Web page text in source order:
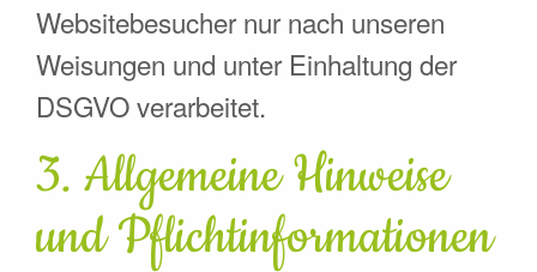
Websitebesucher nur nach unseren
Weisungen und unter Einhaltung der
DSGVO verarbeitet.
3. Allgemeine Hinweise
und Pflicht­informationen